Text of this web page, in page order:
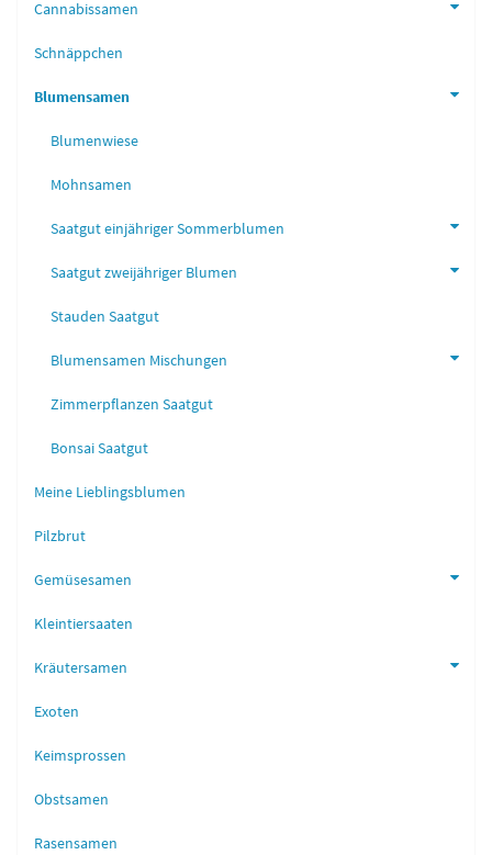
Cannabissamen
Schnäppchen
Blumensamen
Blumenwiese
Mohnsamen
Saatgut einjähriger Sommerblumen
Saatgut zweijähriger Blumen
Stauden Saatgut
Blumensamen Mischungen
Zimmerpflanzen Saatgut
Bonsai Saatgut
Meine Lieblingsblumen
Pilzbrut
Gemüsesamen
Kleintiersaaten
Kräutersamen
Exoten
Keimsprossen
Obstsamen
Rasensamen